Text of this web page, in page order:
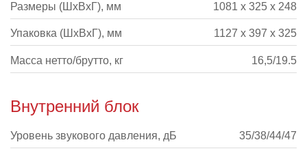
Размеры (ШхВхГ), мм 1081 x 325 x 248
Упаковка (ШхВхГ), мм 1127 x 397 x 325
Масса нетто/брутто, кг 16,5/19.5
Внутренний блок
Уровень звукового давления, дБ 35/38/44/47